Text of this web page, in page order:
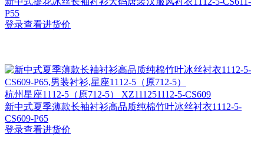
P55
登录查看进货价
杭州星座1112-5（原712-5） XZ111251112-5-CS609
新中式夏季薄款长袖衬衫高品质纯棉竹叶冰丝衬衣1112-5-
CS609-P65
登录查看进货价